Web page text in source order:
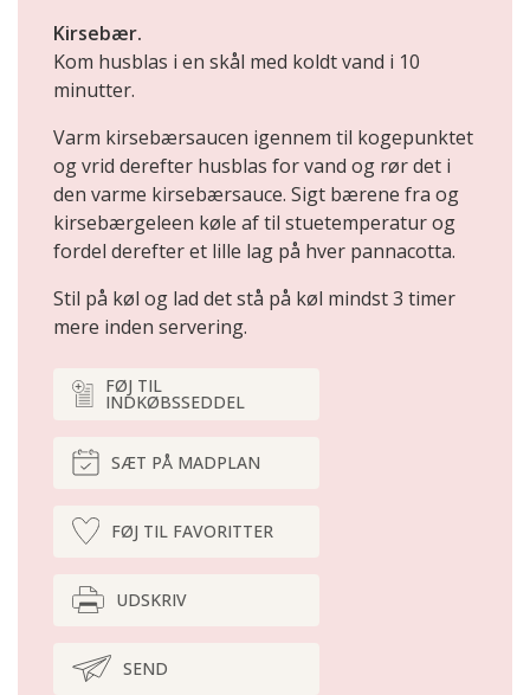
Kirsebær.
Kom husblas i en skål med koldt vand i 10
minutter.
Varm kirsebærsaucen igennem til kogepunktet
og vrid derefter husblas for vand og rør det i
den varme kirsebærsauce. Sigt bærene fra og
kirsebærgeleen køle af til stuetemperatur og
fordel derefter et lille lag på hver pannacotta.
Stil på køl og lad det stå på køl mindst 3 timer
mere inden servering.
FØJ TIL
INDKØBSSEDDEL
SÆT PÅ MADPLAN
FØJ TIL FAVORITTER
UDSKRIV
SEND